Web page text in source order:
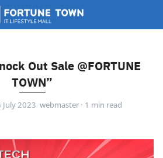
Out Sale @FORTUNE
TOWN”
July 2023 webmaster ·